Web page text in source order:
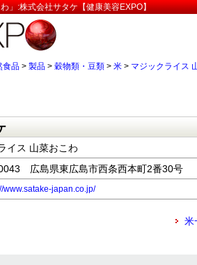
」:株式会社サタケ【健康美容EXPO】
食品 > 製品 > 穀物類・豆類 > 米 > マジックライス
イス 山菜おこわ
広島県東広島市西条西本町2番30号
www.satake-japan.co.jp/
米